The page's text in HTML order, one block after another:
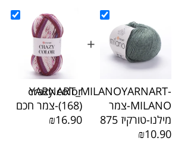
YARNART_MILANOYARNART-
MILANO-צמר
מילנו-טורקיז 875
₪10.90
+
crazy color
(168)-צמר חכם
₪16.90